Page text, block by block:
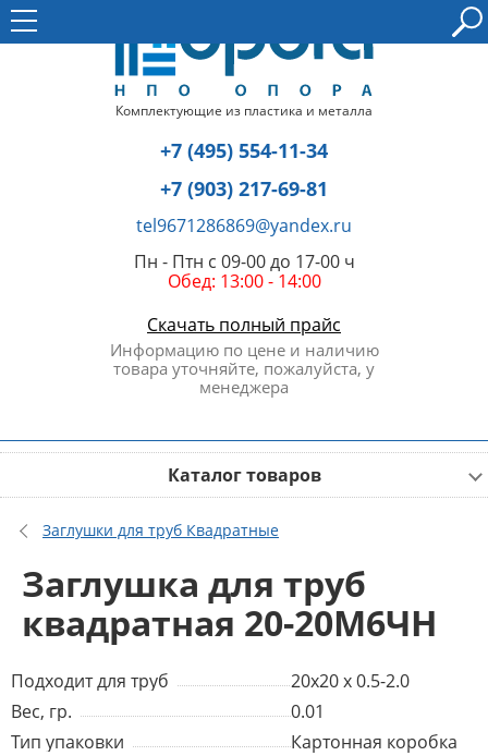
Комплектующие из пластика и металла
+7 (495) 554-11-34
+7 (903) 217-69-81
tel9671286869@yandex.ru
Пн - Птн с 09-00 до 17-00 ч
Обед: 13:00 - 14:00
Скачать полный прайс
Информацию по цене и наличию
товара уточняйте, пожалуйста, у
менеджера
Каталог товаров
Заглушки для труб Квадратные
Заглушка для труб
квадратная 20-20М6ЧН
Подходит для труб
20x20 x 0.5-2.0
Вес, гр.
0.01
Тип упаковки
Картонная коробка